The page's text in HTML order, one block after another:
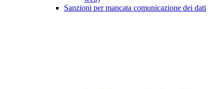
Sanzioni per mancata comunicazione dei dati